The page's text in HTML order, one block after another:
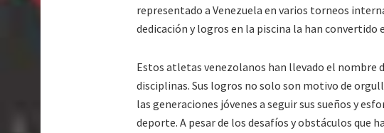
representado a Venezuela en varios torneos
dedicación y logros en la piscina la han convertido
Estos atletas venezolanos han llevado el nombre
disciplinas. Sus logros no solo son motivo de
las generaciones jóvenes a seguir sus sueños y
deporte. A pesar de los desafíos y obstáculos que